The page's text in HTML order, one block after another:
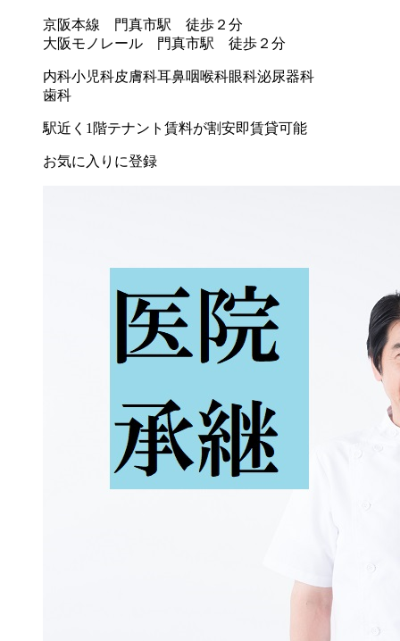
京阪本線 門真市駅 徒歩２分
大阪モノレール 門真市駅 徒歩２分
内科小児科皮膚科耳鼻咽喉科眼科泌尿器科
歯科
駅近く 1階テナント 賃料が割安即賃貸可能
お気に入りに登録